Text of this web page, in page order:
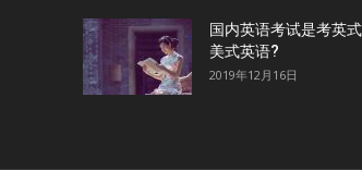
国内英语考试是考英
美式英语?
2019年12月16日